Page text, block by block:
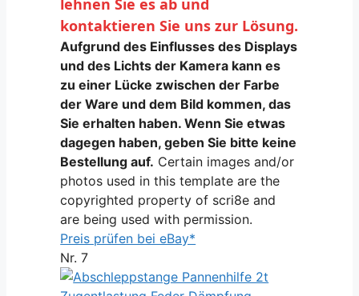
kontaktieren Sie uns zur Lösung.
Aufgrund des Einflusses des Displays
und des Lichts der Kamera kann es
zu einer Lücke zwischen der Farbe
der Ware und dem Bild kommen, das
Sie erhalten haben. Wenn Sie etwas
dagegen haben, geben Sie bitte keine
Bestellung auf. Certain images and/or
photos used in this template are the
copyrighted property of scri8e and
are being used with permission.
Preis prüfen bei eBay*
Nr. 7